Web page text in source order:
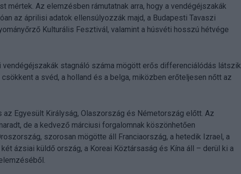
Az elemzésben rámutatnak arra, hogy a vendégéjszakák
az áprilisi adatok ellensúlyozzák majd, a Budapesti Tavaszi
Kulturális Fesztivál, valamint a húsvéti hosszú hétvége
stagnáló száma mögött erős differenciálódás látszik
a svéd, a holland és a belga, miközben erőteljesen nőtt az
az Egyesült Királyság, Olaszország és Németország előtt. Az
de a kedvező márciusi forgalomnak köszönhetően
szorosan mögötte áll Franciaország, a hetedik Izrael, a
ázsiai küldő ország, a Koreai Köztársaság és Kína áll – derül ki a